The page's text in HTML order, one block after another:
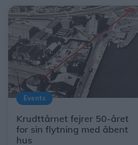
Events
Krudttårnet fejrer 50-året
for sin flytning med åbent
hus